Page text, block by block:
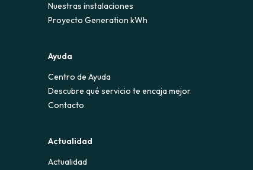
Nuestras instalaciones
Proyecto Generation kWh
Ayuda
Centro de Ayuda
Descubre qué servicio te encaja mejor
Contacto
Actualidad
Actualidad